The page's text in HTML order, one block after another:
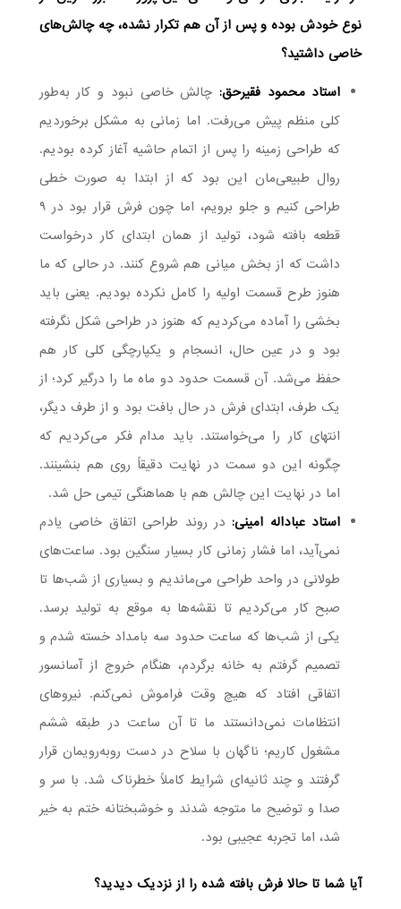
نوع خودش بوده و پس از آن هم تکرار نشده، چه چالش‌های
خاصی داشتید؟
استاد محمود فقیرحق: چالش خاصی نبود و کار به‌طور
کلی منظم پیش می‌رفت. اما زمانی به مشکل برخوردیم
که طراحی زمینه را پس از اتمام حاشیه آغاز کرده بودیم.
روال طبیعی‌مان این بود که از ابتدا به صورت خطی
طراحی کنیم و جلو برویم، اما چون فرش قرار بود در ۹
قطعه بافته شود، تولید از همان ابتدای کار درخواست
داشت که از بخش میانی هم شروع کنند. در حالی که ما
هنوز طرح قسمت اولیه را کامل نکرده بودیم. یعنی باید
بخشی را آماده می‌کردیم که هنوز در طراحی شکل نگرفته
بود و در عین حال، انسجام و یکپارچگی کلی کار هم
حفظ می‌شد. آن قسمت حدود دو ماه ما را درگیر کرد؛ از
یک طرف، ابتدای فرش در حال بافت بود و از طرف دیگر،
انتهای کار را می‌خواستند. باید مدام فکر می‌کردیم که
چگونه این دو سمت در نهایت دقیقاً روی هم بنشینند.
اما در نهایت این چالش هم با هماهنگی تیمی حل شد.
استاد عباداله امینی:در روند طراحی اتفاق خاصی یادم
نمی‌آید، اما فشار زمانی کار بسیار سنگین بود. ساعت‌های
طولانی در واحد طراحی می‌ماندیم و بسیاری از شب‌ها تا
صبح کار می‌کردیم تا نقشه‌ها به موقع به تولید برسد.
یکی از شب‌ها که ساعت حدود سه بامداد خسته شدم و
تصمیم گرفتم به خانه برگردم، هنگام خروج از آسانسور
اتفاقی افتاد که هیچ وقت فراموش نمی‌کنم. نیروهای
انتظامات نمی‌دانستند ما تا آن ساعت در طبقه ششم
مشغول کاریم؛ ناگهان با سلاح در دست روبه‌رویمان قرار
گرفتند و چند ثانیه‌ای شرایط کاملاً خطرناک شد. با سر و
صدا و توضیح ما متوجه شدند و خوشبختانه ختم به خیر
شد، اما تجربه عجیبی بود.
آیا شما تا حالا فرش بافته شده را از نزدیک دیدید؟